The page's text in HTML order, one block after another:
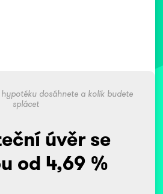
dosáhnete a kolik budete
splácet
úvěr se
od 4,69 %